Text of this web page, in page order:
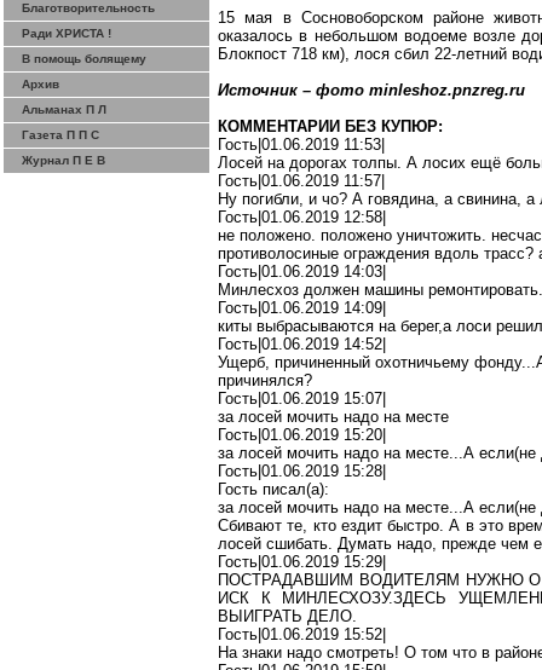
Благотворительность
Ради ХРИСТА !
В помощь болящему
Архив
Альманах П Л
Газета П П С
Журнал П Е В
15 мая в Сосновоборском районе
оказалось в небольшом водоеме возле
Блокпост 718 км), лося сбил 22-летний
Источник – фото minleshoz.pnzreg.ru
КОММЕНТАРИИ БЕЗ КУПЮР:
Гость|01.06.2019 11:53|
Лосей на дорогах толпы. А лосих ещё
Гость|01.06.2019 11:57|
Ну погибли, и чо? А говядина, а свинина,
Гость|01.06.2019 12:58|
не положено. положено уничтожить.
противолосиные ограждения вдоль трасc?
Гость|01.06.2019 14:03|
Минлесхоз должен машины
Гость|01.06.2019 14:09|
киты выбрасываются на берег,алоси
Гость|01.06.2019 14:52|
Ущерб, причиненный охотничьему фонду..
причинялся?
Гость|01.06.2019 15:07|
за лосей мочить надо на месте
Гость|01.06.2019 15:20|
за лосей мочить надо на месте...А если(не
Гость|01.06.2019 15:28|
Гость писал(a):
за лосей мочить надо на месте...А если(не
Сбивают те, кто ездит быстро. А в это
лосей сшибать. Думать надо, прежде чем
Гость|01.06.2019 15:29|
ПОСТРАДАВШИМ ВОДИТЕЛЯМ НУЖНО
ИСК К МИНЛЕСХОЗУ.ЗДЕСЬ
ВЫИГРАТЬ ДЕЛО.
Гость|01.06.2019 15:52|
На знаки надо смотреть! О том что в